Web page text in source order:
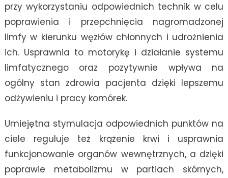
przy wykorzystaniu odpowiednich technik w celu
poprawienia i przepchnięcia nagromadzonej
limfy w kierunku węzłów chłonnych i udrożnienia
ich. Usprawnia to motorykę i działanie systemu
limfatycznego oraz pozytywnie wpływa na
ogólny stan zdrowia pacjenta dzięki lepszemu
odżywieniu i pracy komórek.
Umiejętna stymulacja odpowiednich punktów na
ciele reguluje też krążenie krwi i usprawnia
funkcjonowanie organów wewnętrznych, a dzięki
poprawie metabolizmu w partiach skórnych,